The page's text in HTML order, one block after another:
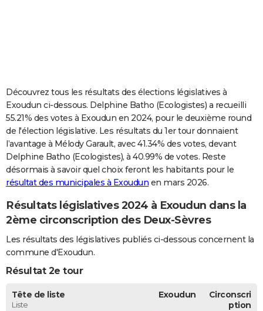
Carte de Noël
Carte Bonne année
Carte Saint-Valentin
Carte Pâques
Carte d'anniversaire
DICTIONNAIRE
Dictionnaire
Biographies
Citations
Expressions
Proverbes
PROGRAMME TV
COPAINS D'AVANT
S'inscrire
Se connecter
Lycées
Collèges
Primaires
Universités
Entreprises
Service militaire
Avis de recherche
AVIS DE DÉCÈS
FORUM
Bricolage
Lifestyle
Culture
Sport
Auto
Television
Voyage
Cinema
Découvrez tous les résultats des élections législatives à
Exoudun ci-dessous. Delphine Batho (Ecologistes) a recueilli
55.21% des votes à Exoudun en 2024, pour le deuxième round
de l'élection législative. Les résultats du 1er tour donnaient
l’avantage à Mélody Garault, avec 41.34% des votes, devant
Delphine Batho (Ecologistes), à 40.99% de votes. Reste
désormais à savoir quel choix feront les habitants pour le
résultat des municipales à Exoudun en mars 2026.
Résultats législatives 2024 à Exoudun dans la
2ème circonscription des Deux-Sèvres
Les résultats des législatives publiés ci-dessous concernent la
commune d'Exoudun.
Résultat 2e tour
Tête de liste
Liste
Exoudun
Circonscri
ption